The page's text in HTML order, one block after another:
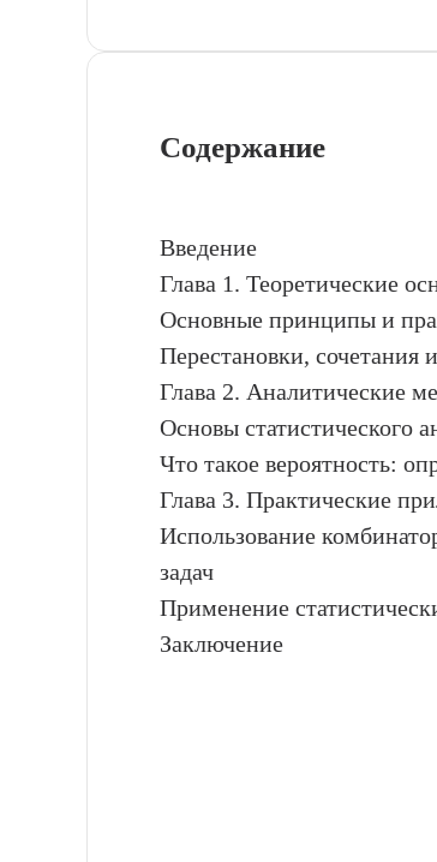
Содержание
Введение
Глава 1. Теоретические
Основные принципы и
Перестановки, сочетания
Глава 2. Аналитические
Основы статистического
Что такое вероятность:
Глава 3. Практические
Использование
задач
Применение
Заключение